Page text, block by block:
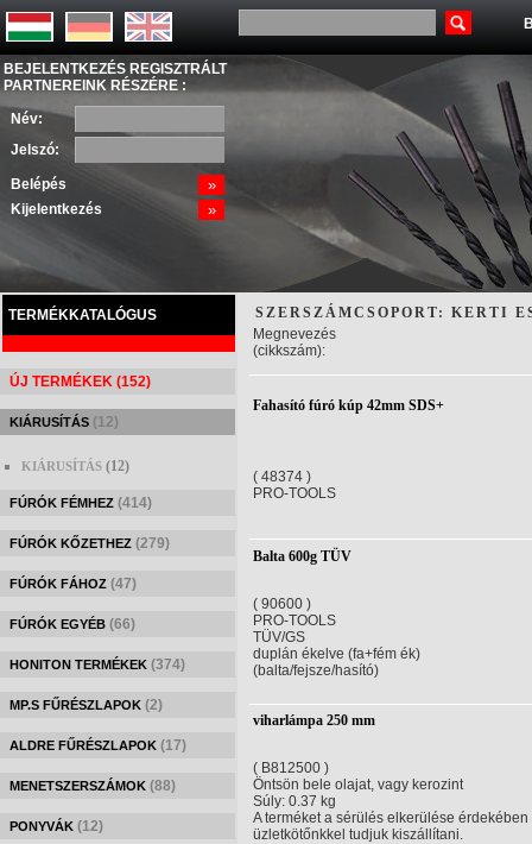
BEJELENTKEZÉS REGISZTRÁLT
PARTNEREINK RÉSZÉRE :
Név:
Jelszó:
Belépés »
Kijelentkezés »
TERMÉKKATALÓGUS
ÚJ TERMÉKEK (152)
KIÁRUSÍTÁS (12)
KIÁRUSÍTÁS (12)
FÚRÓK FÉMHEZ (414)
FÚRÓK KŐZETHEZ (279)
FÚRÓK FÁHOZ (47)
FÚRÓK EGYÉB (66)
HONITON TERMÉKEK (374)
MP.S FŰRÉSZLAPOK (2)
ALDRE FŰRÉSZLAPOK (17)
MENETSZERSZÁMOK (88)
PONYVÁK (12)
SZERSZÁMCSOPORT: KERTI
Megnevezés
(cikkszám):
Fahasító fúró kúp 42mm SDS+
( 48374 )
PRO-TOOLS
Balta 600g TÜV
( 90600 )
PRO-TOOLS
TÜV/GS
duplán ékelve (fa+fém ék)
(balta/fejsze/hasító)
viharlámpa 250 mm
( B812500 )
Öntsön bele olajat, vagy kerozint
Súly: 0.37 kg
A terméket a sérülés elkerülése érdekében
üzletkötőnkkel tudjuk kiszállítani.